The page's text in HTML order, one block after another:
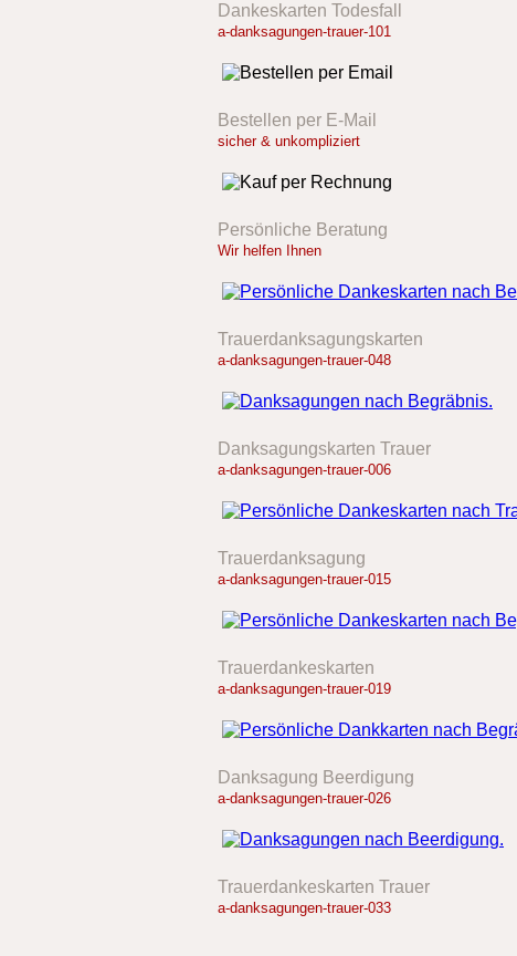
Dankeskarten Todesfall
a-danksagungen-trauer-101
Bestellen per E-Mail
sicher & unkompliziert
Persönliche Beratung
Wir helfen Ihnen
Trauerdanksagungskarten
a-danksagungen-trauer-048
Danksagungskarten Trauer
a-danksagungen-trauer-006
Trauerdanksagung
a-danksagungen-trauer-015
Trauerdankeskarten
a-danksagungen-trauer-019
Danksagung Beerdigung
a-danksagungen-trauer-026
Trauerdankeskarten Trauer
a-danksagungen-trauer-033